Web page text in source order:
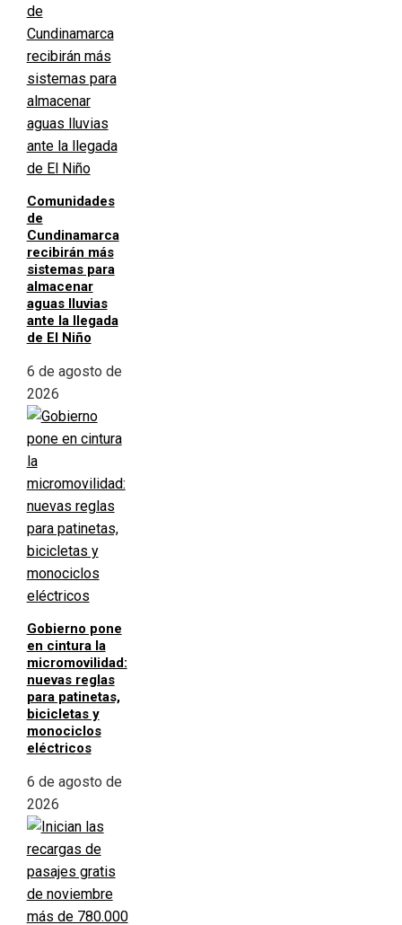
Comunidades
de
Cundinamarca
recibirán más
sistemas para
almacenar
aguas lluvias
ante la llegada
de El Niño
6 de agosto de
2026
Gobierno pone
en cintura la
micromovilidad:
nuevas reglas
para patinetas,
bicicletas y
monociclos
eléctricos
6 de agosto de
2026